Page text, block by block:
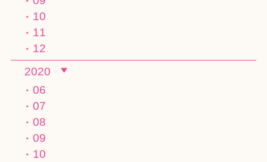
10
11
12
2020
06
07
08
09
10